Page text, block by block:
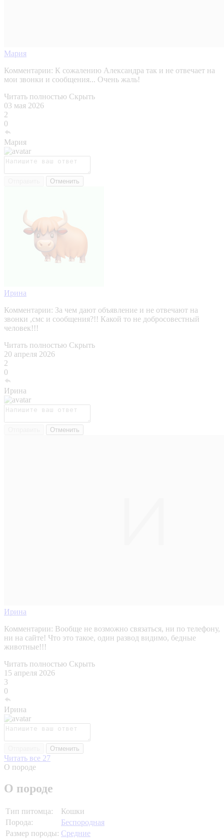
Мария
Комментарии: К сожалению Александра так и не отвечает на
мои звонки и сообщения... Очень жаль!
Читать полностью Скрыть
03 мая 2026
2
0
Мария
Отменить
Ирина
Комментарии: За чем дают объявление и не отвечают на
звонки ,смс и сообщения?!! Какой то не добросовестный
человек!!!
Читать полностью Скрыть
20 апреля 2026
2
0
Ирина
Отменить
Ирина
Комментарии: Вообще не возможно связаться, ни по телефону,
ни на сайте! Что это такое, один развод видимо, бедные
животные!!!
Читать полностью Скрыть
15 апреля 2026
3
0
Ирина
Отменить
Читать все 27
О породе
О породе
Тип питомца:
Кошки
Порода:
Беспородная
Размер породы: Средние